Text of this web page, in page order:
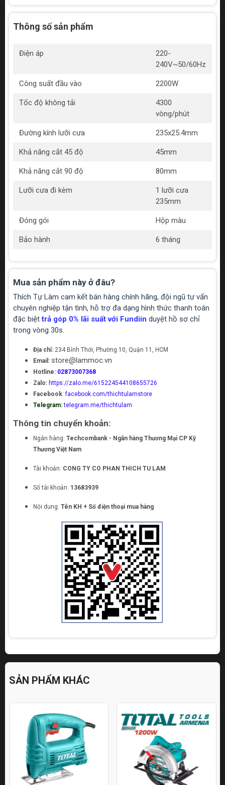
Thông số sản phẩm
Điện áp
220-
240V~50/60Hz
Công suất đầu vào 2200W
Tốc độ không tải
4300
vòng/phút
Đường kính lưỡi cưa 235x25.4mm
Khả năng cắt 45 độ 45mm
Khả năng cắt 90 độ 80mm
Lưỡi cưa đi kèm
1 lưỡi cưa
235mm
Đóng gói Hộp màu
Bảo hành 6 tháng
Mua sản phẩm này ở đâu?
Thích Tự Làm cam kết bán hàng chính hãng, đội ngũ tư vấn
chuyên nghiệp tận tình, hỗ trợ đa dạng hình thức thanh toán
đặc biệttrả góp 0% lãi suất với Fundiin duyệt hồ sơ chỉ
trong vòng 30s.
Địa chỉ: 234 Bình Thới, Phường 10, Quận 11, HCM
Email: store@lammoc.vn
Hotline: 02873007368
Zalo: https://zalo.me/615224544108655726
Facebook:facebook.com/thichtulamstore
Telegram: telegram.me/thichtulam
Thông tin chuyển khoản:
Ngân hàng: Techcombank - Ngân hàng Thương Mại CP Kỹ
Thương Việt Nam
Tài khoản: CONG TY CO PHAN THICH TU LAM
Số tài khoản: 13683939
Nội dung: Tên KH + Số điện thoại mua hàng
SẢN PHẨM KHÁC